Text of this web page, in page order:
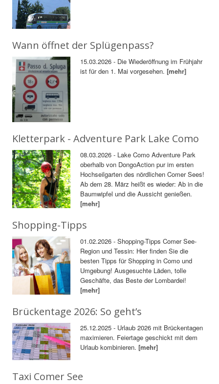
Wann öffnet der Splügenpass?
15.03.2026 - Die Wiederöffnung im Frühjahr
ist für den 1. Mai vorgesehen.[mehr]
Kletterpark - Adventure Park Lake Como
08.03.2026 - Lake Como Adventure Park
oberhalb von DongoAction pur im ersten
Hochseilgarten des nördlichen Comer Sees!
Ab dem 28. März heißt es wieder: Ab in die
Baumwipfel und die Aussicht genießen.
[mehr]
Shopping-Tipps
01.02.2026 - Shopping-Tipps Comer See-
Region und Tessin: Hier finden Sie die
besten Tipps für Shopping in Como und
Umgebung! Ausgesuchte Läden, tolle
Geschäfte, das Beste der Lombardei!
[mehr]
Brückentage 2026: So geht’s
25.12.2025 - Urlaub 2026 mit Brückentagen
maximieren. Feiertage geschickt mit dem
Urlaub kombinieren.[mehr]
Taxi Comer See